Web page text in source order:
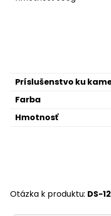
Príslušenstvo ku
Farba
Hmotnosť
Otázka k produktu: DS-